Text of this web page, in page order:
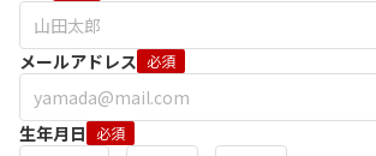
メールアドレス 必須
生年月日 必須